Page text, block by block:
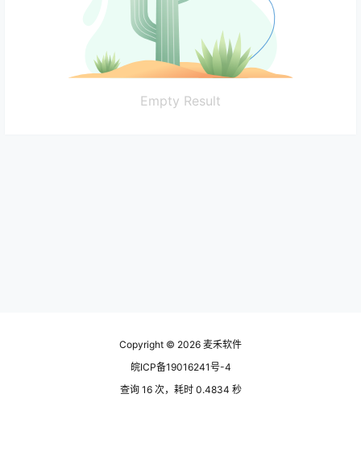
Empty Result
Copyright © 2026 麦禾软件
皖ICP备19016241号-4
查询 16 次，耗时 0.4834 秒